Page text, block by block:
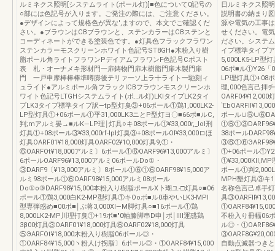
ルミネクス照明[システムライト(ポール灯)]■色について0記号の
○部には色記号が入ります。ご発注の際には、ご注意ください。
●デザインによって規格色が異な',ますので、本文でご確認くだ
さい。●ブラウンはCBブラウンと、ステンカラーはCBステンと
コーディネートができる塗装色です。●灯具色フラックフラワン
ステンカラーモスクリーンホワイト色記号ST8GH●木粉入り樹
脂ポール角ライトフラワンPデイアムフラワンF色記号Cポスト
表 札・オーナメキ形材門一扉鋳物門扉木樹脂門扉木製門扉
門 一戸申摩棒棒棒準噂膨後テリァ一ソ上ラ十ライト一馳刻ィ
ュライド●アルミポール角フラックICBフラウンモスクリーンホ
ワイト色記号LTGHシステムライト(ポ…ル灯)LKlタイプLK2タイ
プLK3タイプ標準タイプ訳―tp型灯臭③+06ポール①鶏1,000LK2-
LP型灯具①+06ポール①平31,000LK3ニとP型灯ヨ〇■66ポ■ルC,
判;mアルミ晏→■ルK―LP理￨灯具○キ08ポール①¥33,000r,_lol刑
灯具①+08ポール③¥33,000rf-lpl灯臭③+08ポールOI¥33,000ロほ
灯具OARF01¥18,000灯具OARF02¥10,000灯具9,①・
⑥OARFOt¥18,000アルミ〕6ポール①⑥OARF96¥13,000アルミ〕
6ポールOARF96¥13,000アルミ06ポールDo①・
③DARF9〔¥13,000アルミ〕8ポール①⑥①⑥OARF98¥15,000ア
ルミ98ポール①⑥OARF98¥15,000アルミ08ポール
Do①o③DARF98¥15,000本粉入り樹脂ポールX卜瑚ユ‐□灯具○■06
ポール①鶏3,000白K2-MP型灯具①キOoボ■ル0車やいLK3-MPI
型専弾惑め■00ポ■￨ぶ蒋3,000Xl―M脚灯具○■16ポール①鶏
8,000LK2-MP川理打臭①+19ボ■″0軸膝脚串D申￨ポ￨IⅢ運惑鶏
3β00灯具③OARF01¥18,000灯具⑥OARF02¥18,000灯具
⑤ЭARFOt¥18,000木粉入り樹脂06ボール◎・
①OARF84¥15,000ヽ粉人け拐脂〕6ポール◎・①OARF84¥15,000
日ルミネクス照
説明書の納まり
源や電気の工事
せください。電
ださい。システ
イプ標準タイプ
5,000LK5-LP型
06ポ■ル①Y26「
LP理灯具①+08
理,000色言己拝
ポール
38ポール
①+06ポール
①¥33,000Kll,MP
ポール①判
MPH墾灯具③キ
名称色言己卓手
具
不粉入り冊幅06
ル◎・
自動点滅器つき